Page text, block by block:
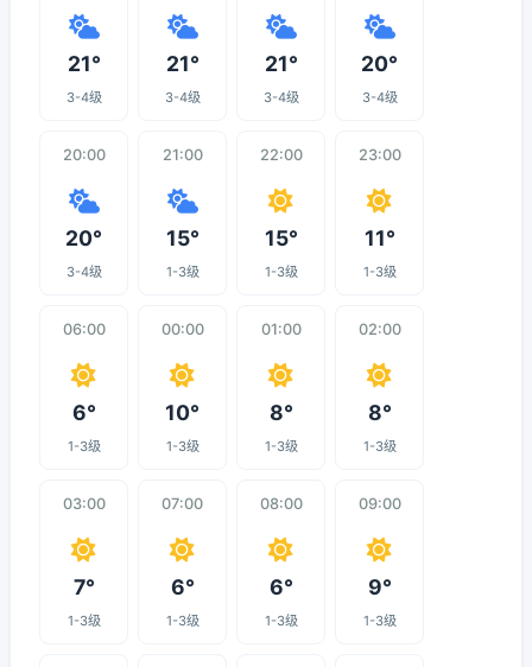
21°
3-4级
21°
3-4级
21°
3-4级
20°
3-4级
20:00
20°
3-4级
21:00
15°
1-3级
22:00
15°
1-3级
23:00
11°
1-3级
06:00
6°
1-3级
00:00
10°
1-3级
01:00
8°
1-3级
02:00
8°
1-3级
03:00
7°
1-3级
07:00
6°
1-3级
08:00
6°
1-3级
09:00
9°
1-3级